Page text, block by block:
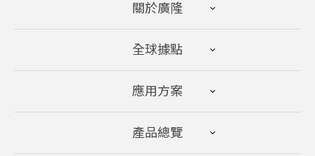
關於廣隆
全球據點
應用方案
產品總覽